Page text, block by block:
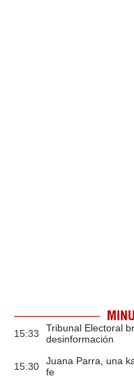
15:33
Tribunal Electoral
desinformación
15:30
Juana Parra, una
fe